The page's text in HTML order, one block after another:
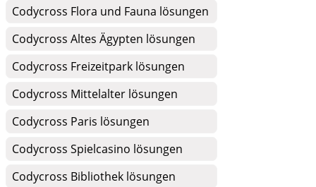
Codycross Flora und Fauna lösungen
Codycross Altes Ägypten lösungen
Codycross Freizeitpark lösungen
Codycross Mittelalter lösungen
Codycross Paris lösungen
Codycross Spielcasino lösungen
Codycross Bibliothek lösungen